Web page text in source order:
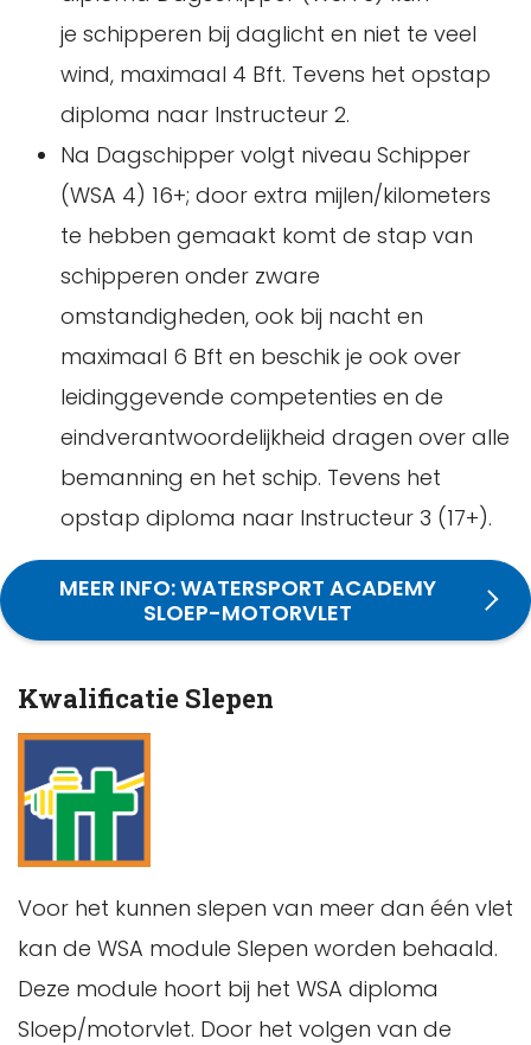
je schipperen bij daglicht en niet te veel
wind, maximaal 4 Bft. Tevens het opstap
diploma naar Instructeur 2.
Na Dagschipper volgt niveau Schipper
(WSA 4) 16+; door extra mijlen/kilometers
te hebben gemaakt komt de stap van
schipperen onder zware
omstandigheden, ook bij nacht en
maximaal 6 Bft en beschik je ook over
leidinggevende competenties en de
eindverantwoordelijkheid dragen over alle
bemanning en het schip. Tevens het
opstap diploma naar Instructeur 3 (17+).
MEER INFO: WATERSPORT ACADEMY
SLOEP-MOTORVLET
Kwalificatie Slepen
Voor het kunnen slepen van meer dan één vlet
kan de WSA module Slepen worden behaald.
Deze module hoort bij het WSA diploma
Sloep/motorvlet. Door het volgen van de